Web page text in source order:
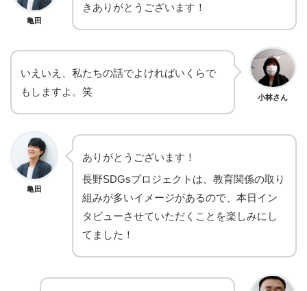
亀田
きありがとうございます！
小林さん
いえいえ、私たちの話でよければいくらで
もしますよ。笑
亀田
ありがとうございます！
長野SDGsプロジェクトは、教育関係の取り
組みが多いイメージがあるので、本日イン
タビューさせていただくことを楽しみにし
てました！